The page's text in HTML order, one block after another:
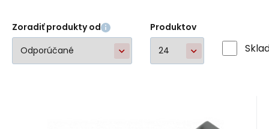
Zoradiť produkty od Produktov